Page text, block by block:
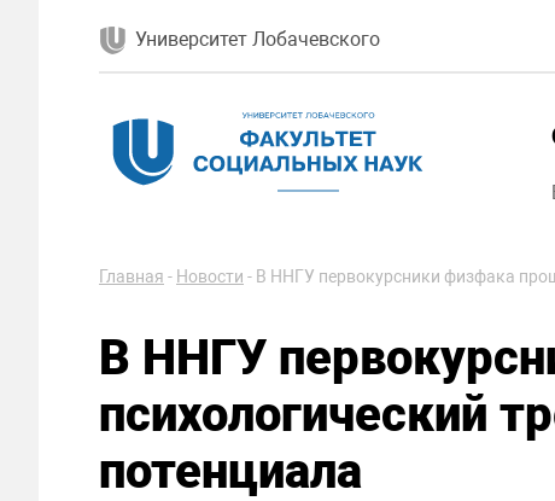
Университет Лобачевского
Главная - Новости - В ННГУ первокурсники физфака
В ННГУ
психологический
потенциала